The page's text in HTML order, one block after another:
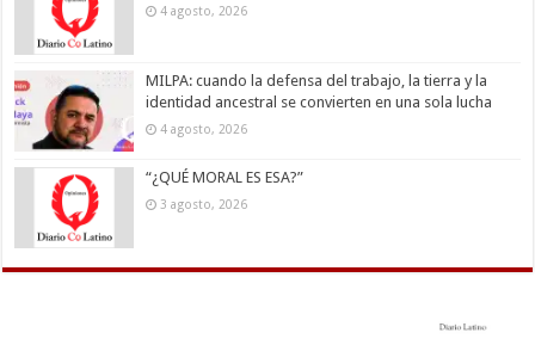
4 agosto, 2026
MILPA: cuando la defensa del trabajo, la tierra y la
identidad ancestral se convierten en una sola lucha
4 agosto, 2026
“¿QUÉ MORAL ES ESA?”
3 agosto, 2026